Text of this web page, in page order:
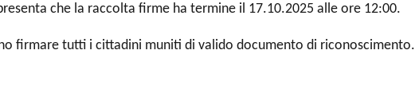
che la raccolta firme ha termine il 17.10.2025 alle ore 12:00.
firmare tutti i cittadini muniti di valido documento di riconoscimento.